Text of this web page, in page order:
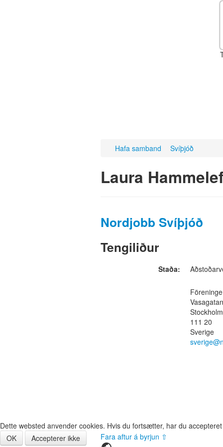
Hafa samband Svíþjóð
Laura
Nordjobb Svíþjóð
Tengiliður
Staða:
Stockholm
111 20
Sverige
Fara aftur á byrjun ⇧
Dette websted anvender cookies. Hvis du fortsætter, har du
OK
Accepterer ikke